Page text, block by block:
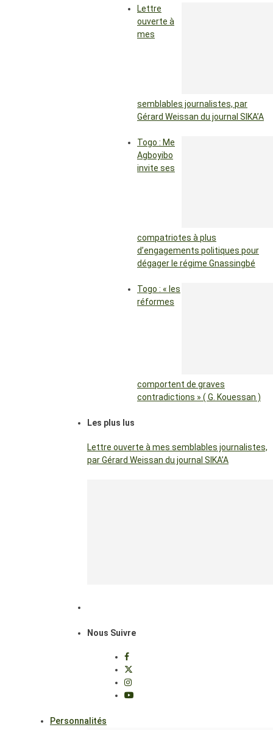
Lettre
ouverte à
mes
semblables journalistes, par
Gérard Weissan du journal SIKA’A
Togo : Me
Agboyibo
invite ses
compatriotes à plus
d’engagements politiques pour
dégager le régime Gnassingbé
Togo : « les
réformes
comportent de graves
contradictions » ( G. Kouessan )
Les plus lus
Lettre ouverte à mes semblables journalistes,
par Gérard Weissan du journal SIKA’A
Nous Suivre
Personnalités